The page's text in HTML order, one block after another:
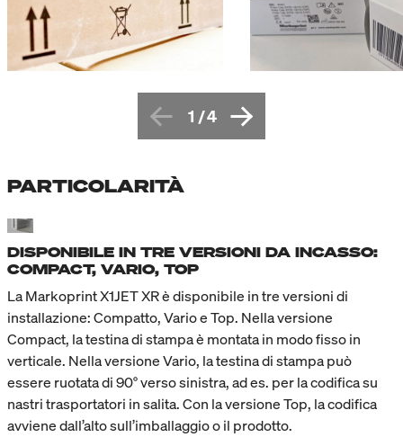
1 /4
PARTICOLARITÀ
DISPONIBILE IN TRE VERSIONI DA INCASSO:
COMPACT, VARIO, TOP
La Markoprint X1JET XR è disponibile in tre versioni di
installazione: Compatto, Vario e Top. Nella versione
Compact, la testina di stampa è montata in modo fisso in
verticale. Nella versione Vario, la testina di stampa può
essere ruotata di 90° verso sinistra, ad es. per la codifica su
nastri trasportatori in salita. Con la versione Top, la codifica
avviene dall’alto sull’imballaggio o il prodotto.